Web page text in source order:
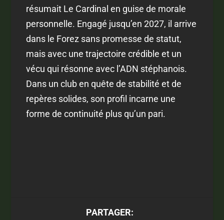
résumait Le Cardinal en guise de morale
personnelle. Engagé jusqu’en 2027, il arrive
dans le Forez sans promesse de statut,
mais avec une trajectoire crédible et un
vécu qui résonne avec l’ADN stéphanois.
Dans un club en quête de stabilité et de
repères solides, son profil incarne une
forme de continuité plus qu’un pari.
PARTAGER: